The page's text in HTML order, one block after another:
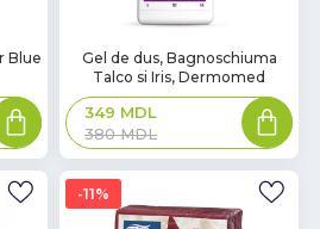
Blue
Gel de dus, Bagnoschiuma
Talco si Iris, Dermomed
380MDL
349 MDL
11%